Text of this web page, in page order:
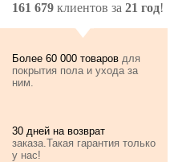
161 679 клиентов за 21 год!
Более 60 000 товаров для
покрытия пола и ухода за
ним.
30 дней на возврат
заказа.Такая гарантия только
у нас!